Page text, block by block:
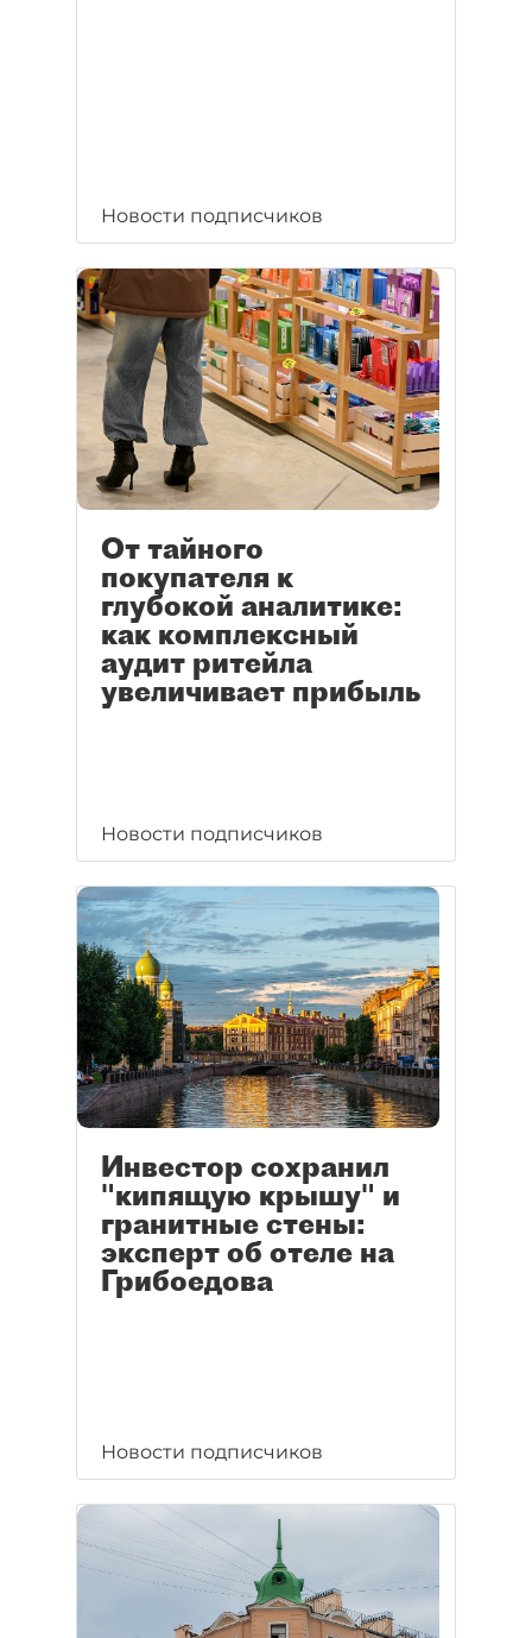
Новости подписчиков
От тайного
покупателя к
глубокой аналитике:
как комплексный
аудит ритейла
увеличивает прибыль
Новости подписчиков
Инвестор сохранил
"кипящую крышу" и
гранитные стены:
эксперт об отеле на
Грибоедова
Новости подписчиков